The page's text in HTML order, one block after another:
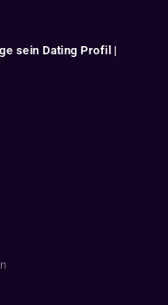
sein Dating Profil |